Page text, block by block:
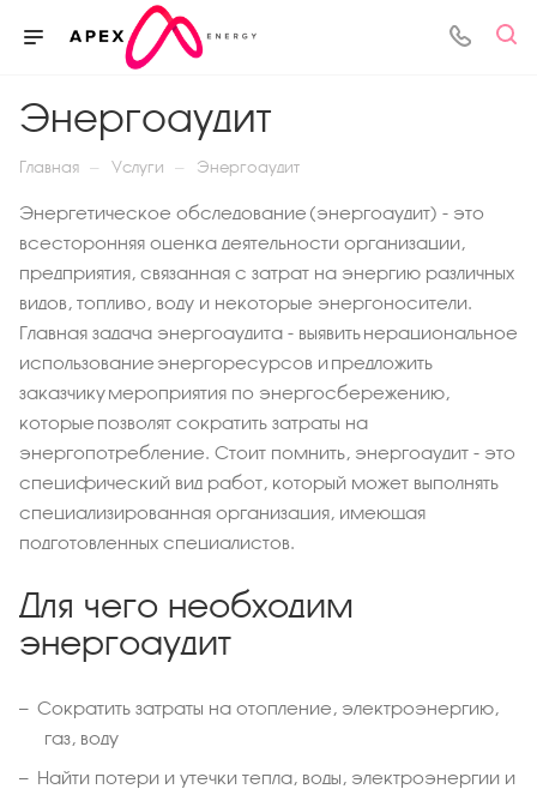
Энергоаудит
Главная — Услуги — Энергоаудит
Энергетическое обследование (энергоаудит) - это
всесторонняя оценка деятельности организации,
предприятия, связанная с затрат на энергию различных
видов, топливо, воду и некоторые энергоносители.
Главная задача энергоаудита - выявить нерациональное
использование энергоресурсов и предложить
заказчику мероприятия по энергосбережению,
которые позволят сократить затраты на
энергопотребление. Стоит помнить, энергоаудит - это
специфический вид работ, который может выполнять
специализированная организация, имеющая
подготовленных специалистов.
Для чего необходим
энергоаудит
Сократить затраты на отопление, электроэнергию,
газ, воду
Найти потери и утечки тепла, воды, электроэнергии и